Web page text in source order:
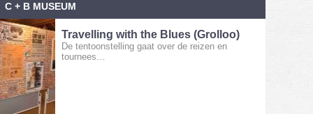
C + B MUSEUM
Travelling with the Blues (Grolloo)
De tentoonstelling gaat over de reizen en
tournees…